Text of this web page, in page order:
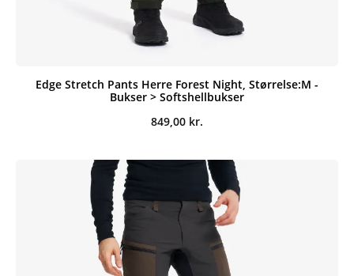
Edge Stretch Pants Herre Forest Night, Størrelse:M -
Bukser > Softshellbukser
849,00 kr.